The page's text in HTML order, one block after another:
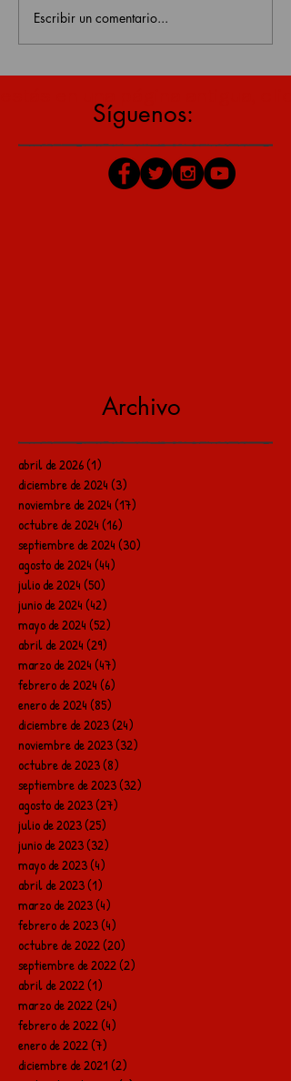
Escribir un comentario...
Síguenos:
Archivo
abril de 2026(1)
diciembre de 2024(3)
noviembre de 2024(17)
octubre de 2024(16)
septiembre de 2024(30)
agosto de 2024(44)
julio de 2024(50)
junio de 2024(42)
mayo de 2024(52)
abril de 2024(29)
marzo de 2024(47)
febrero de 2024(6)
enero de 2024(85)
diciembre de 2023(24)
noviembre de 2023(32)
octubre de 2023(8)
septiembre de 2023(32)
agosto de 2023(27)
julio de 2023(25)
junio de 2023(32)
mayo de 2023(4)
abril de 2023(1)
marzo de 2023(4)
febrero de 2023(4)
octubre de 2022(20)
septiembre de 2022(2)
abril de 2022(1)
marzo de 2022(24)
febrero de 2022(4)
enero de 2022(7)
diciembre de 2021(2)